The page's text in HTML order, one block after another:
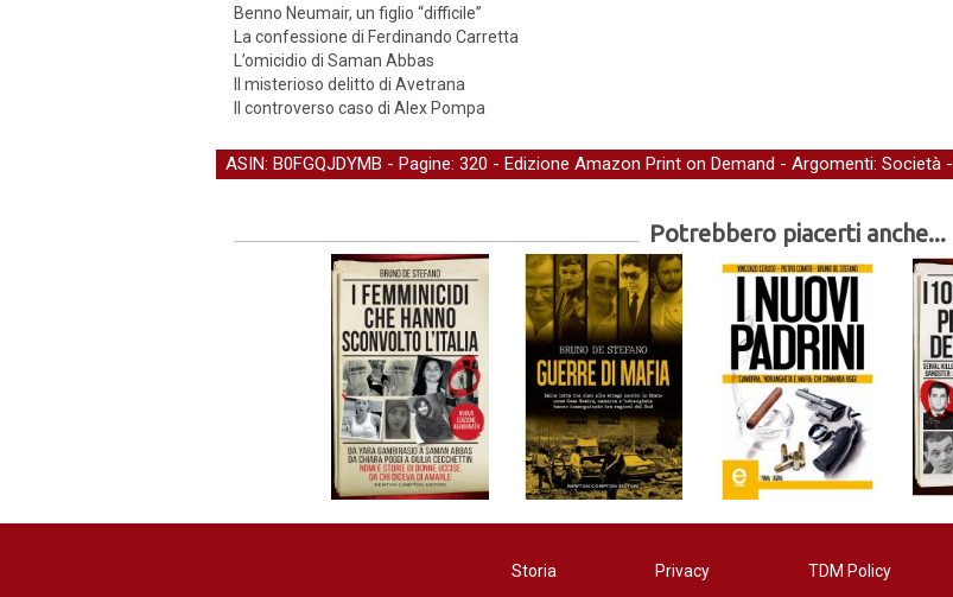
Benno Neumair, un figlio “difficile”
La confessione di Ferdinando Carretta
L’omicidio di Saman Abbas
Il misterioso delitto di Avetrana
Il controverso caso di Alex Pompa
ASIN: B0FGQJDYMB - Pagine: 320 - Edizione Amazon Print on Demand - Argomenti: Società -
Potrebbero piacerti anche...
Storia Privacy TDM Policy